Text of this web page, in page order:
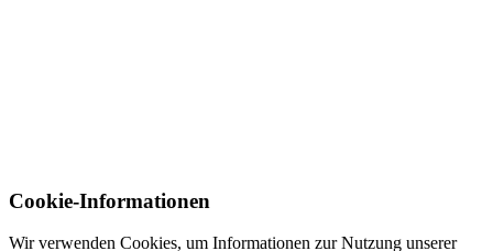
Cookie-Informationen
Wir verwenden Cookies, um Informationen zur Nutzung unserer